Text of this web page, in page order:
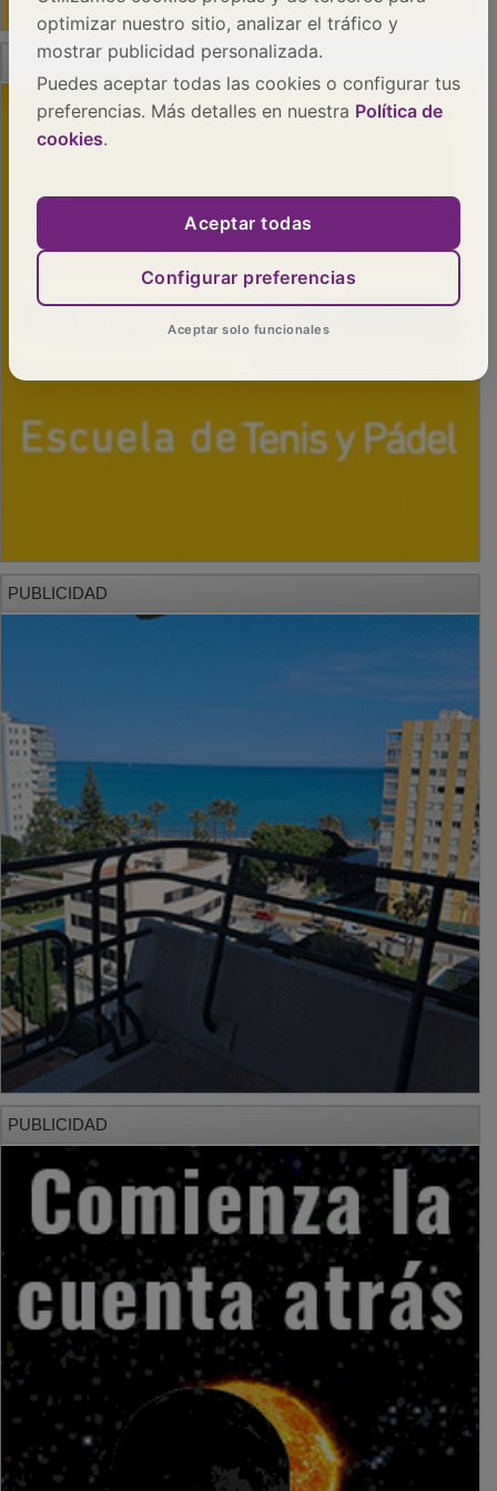
PUBLICIDAD
PUBLICIDAD
PUBLICIDAD
optimizar nuestro sitio, analizar el tráfico y
mostrar publicidad personalizada.
Puedes aceptar todas las cookies o configurar tus
preferencias. Más detalles en nuestra Política de
cookies.
Aceptar todas
Configurar preferencias
Aceptar solo funcionales